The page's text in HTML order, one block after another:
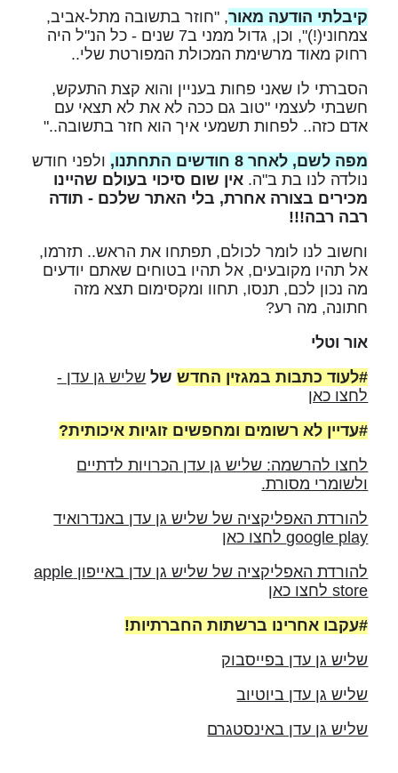
קיבלתי הודעה מאור, "חוזר בתשובה מתל-אביב,
צמחוני(!)", וכן, גדול ממני ב7 שנים - כל הנ"ל היה
רחוק מאוד מרשימת המכולת המפורטת שלי..
הסברתי לו שאני פחות בעניין והוא קצת התעקש,
חשבתי לעצמי "טוב גם ככה לא את לא תצאי עם
אדם כזה.. לפחות תשמעי איך הוא חזר בתשובה.."
מפה לשם, לאחר 8 חודשים התחתנו,
ולפני חודש
נולדה לנו בת ב"ה. אין שום סיכוי בעולם שהיינו
מכירים בצורה אחרת, בלי האתר שלכם - תודה
רבה רבה!!!
וחשוב לנו לומר לכולם, תפתחו את הראש.. תזרמו,
אל תהיו מקובעים, אל תהיו בטוחים שאתם יודעים
מה נכון לכם, תנסו, תחוו ומקסימום תצא מזה
חתונה, מה רע?
אור וטלי
#לעוד כתבות במגזין החדששל שליש גן עדן -
לחצו כאן
#עדיין לא רשומים ומחפשים זוגיות איכותית?
לחצו להרשמה: שליש גן עדן הכרויות לדתיים
ולשומרי מסורת.
להורדת האפליקציה של שליש גן עדן באנדרואיד
google play לחצו כאן
להורדת האפליקציה של שליש גן עדן באייפון apple
store לחצו כאן
#עקבו אחרינו ברשתות החברתיות!
שליש גן עדן בפייסבוק
שליש גן עדן ביוטיוב
שליש גן עדן באינסטגרם